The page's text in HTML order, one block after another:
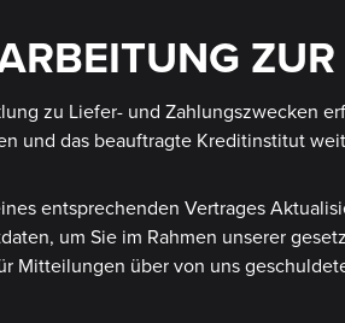
zu Liefer- und Zahlungszwecken
und das beauftragte Kreditinstitut
entsprechenden Vertrages
um Sie im Rahmen unserer
Mitteilungen über von uns